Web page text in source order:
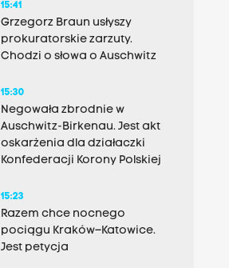
15:41
Grzegorz Braun usłyszy
prokuratorskie zarzuty.
Chodzi o słowa o Auschwitz
15:30
Negowała zbrodnie w
Auschwitz-Birkenau. Jest akt
oskarżenia dla działaczki
Konfederacji Korony Polskiej
15:23
Razem chce nocnego
pociągu Kraków–Katowice.
Jest petycja